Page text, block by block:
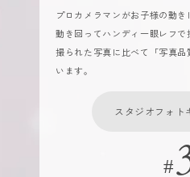
プロカメラマンがお子様の動
動き回ってハンディ一眼レフ
撮られた写真に比べて「写真
います。
スタジオフォト